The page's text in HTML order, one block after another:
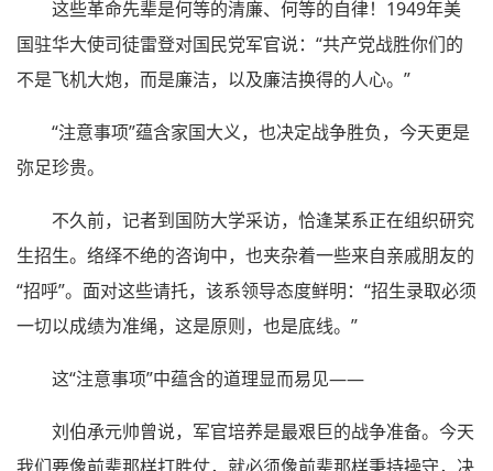
这些革命先辈是何等的清廉、何等的自律！1949年美
国驻华大使司徒雷登对国民党军官说：“共产党战胜你们的
不是飞机大炮，而是廉洁，以及廉洁换得的人心。”
“注意事项”蕴含家国大义，也决定战争胜负，今天更是
弥足珍贵。
不久前，记者到国防大学采访，恰逢某系正在组织研究
生招生。络绎不绝的咨询中，也夹杂着一些来自亲戚朋友的
“招呼”。面对这些请托，该系领导态度鲜明：“招生录取必须
一切以成绩为准绳，这是原则，也是底线。”
这“注意事项”中蕴含的道理显而易见——
刘伯承元帅曾说，军官培养是最艰巨的战争准备。今天